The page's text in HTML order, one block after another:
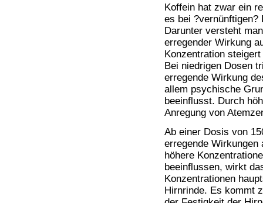
Koffein hat zwar ein
es bei
Darunter versteht
erregender Wirkung
Konzentration
Bei niedrigen Dosen
erregende Wirkung
allem psychische
beeinflusst. Durch
Anregung von
Ab einer Dosis von
erregende
höhere
beeinflussen, wirkt
Konzentrationen
Hirnrinde. Es kommt